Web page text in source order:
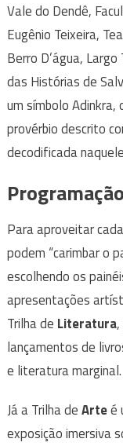
Vale do Dendê,
Eugênio Teixeira,
Berro D’água,
das Histórias de
um símbolo
provérbio descrito
decodificada
Programação
Para aproveitar
podem “carimbar o
escolhendo os
apresentações
Trilha de Literatura
lançamentos de
e literatura marginal.
Já a Trilha deArteé
exposição imersiva